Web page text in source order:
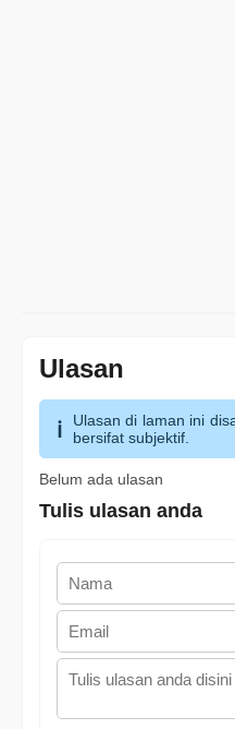
Ulasan
Ulasan di laman ini
bersifat subjektif.
Belum ada ulasan
Tulis ulasan anda